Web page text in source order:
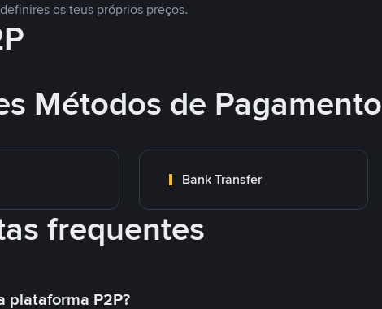
os teus próprios preços.
Métodos de Pagamento
Bank Transfer
frequentes
plataforma P2P?